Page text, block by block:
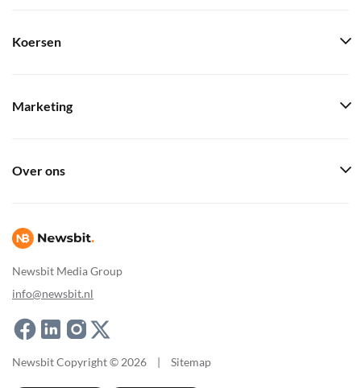
Newsbit Media Group
info@newsbit.nl
Koersen
Marketing
Over ons
Newsbit Copyright © 2026 | Sitemap